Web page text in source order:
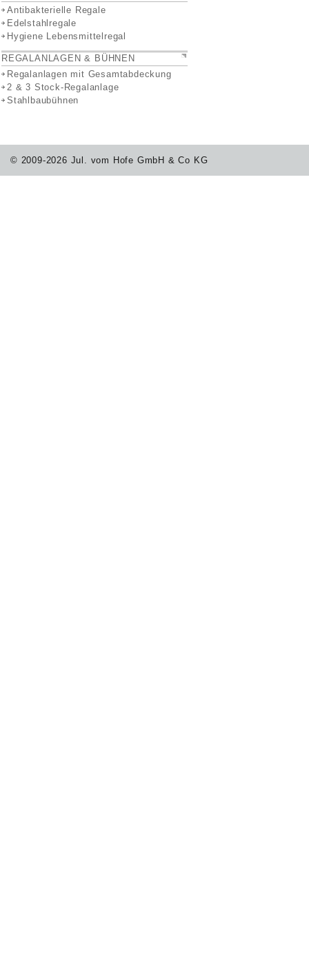
Antibakterielle Regale
Edelstahlregale
Hygiene Lebensmittelregal
REGALANLAGEN & BÜHNEN
Regalanlagen mit Gesamtabdeckung
2 & 3 Stock-Regalanlage
Stahlbaubühnen
© 2009-2026 Jul. vom Hofe GmbH & Co KG